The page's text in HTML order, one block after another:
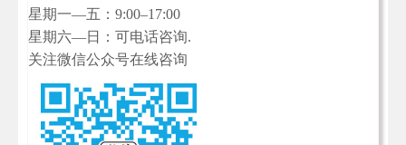
星期一—五：9:00–17:00
星期六—日：可电话咨询.
关注微信公众号在线咨询